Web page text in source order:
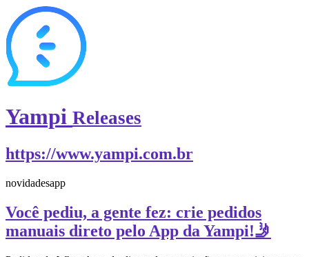
Yampi Releases
https://www.yampi.com.br
novidadesapp
Você pediu, a gente fez: crie pedidos
manuais direto pelo App da Yampi!🤳